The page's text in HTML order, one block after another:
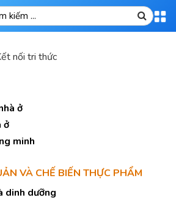
nối tri thức
ở
ở
minh
VÀ CHẾ BIẾN THỰC PHẨM
dinh dưỡng